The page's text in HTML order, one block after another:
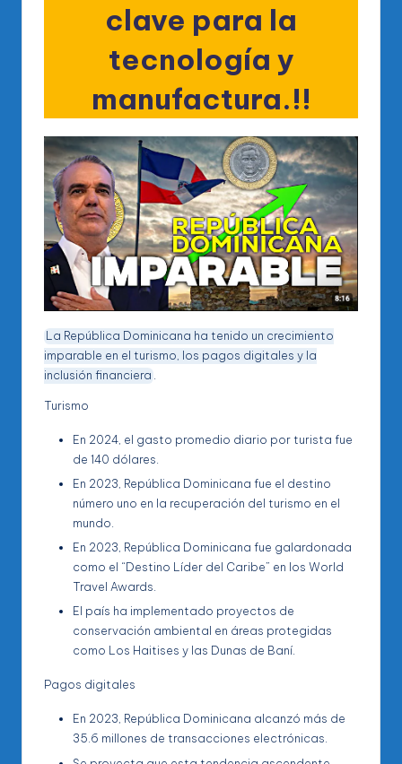
clave para la
tecnología y
manufactura.!!
La República Dominicana ha tenido un crecimiento
imparable en el turismo, los pagos digitales y la
inclusión financiera
Turismo
En 2024, el gasto promedio diario por turista fue
de 140 dólares.
En 2023, República Dominicana fue el destino
número uno en la recuperación del turismo en el
mundo.
En 2023, República Dominicana fue galardonada
como el “Destino Líder del Caribe” en los World
Travel Awards.
El país ha implementado proyectos de
conservación ambiental en áreas protegidas
como Los Haitises y las Dunas de Baní.
Pagos digitales
En 2023, República Dominicana alcanzó más de
35.6 millones de transacciones electrónicas.